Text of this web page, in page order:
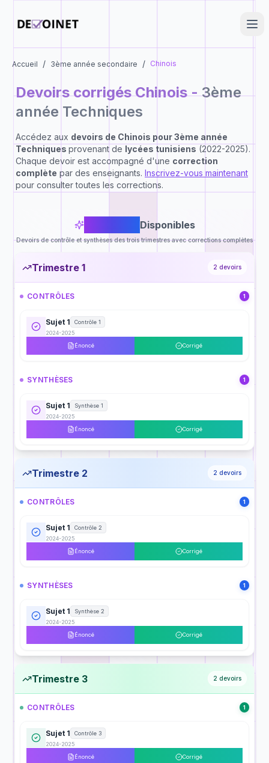
Accueil / 3ème année secondaire / Chinois
Devoirs corrigésChinois-3ème
année Techniques
Accédez aux devoirs de Chinois pour3ème année
Techniques provenant de lycées tunisiens (2022-2025).
Chaque devoir est accompagné d'une correction
complète par des enseignants. Inscrivez-vous maintenant
pour consulter toutes les corrections.
6 Disponibles
Devoirs de contrôle et synthèses des trois trimestres avec corrections complètes
Trimestre 1 2 devoirs
CONTRÔLES 1
Sujet 1
Contrôle 1
2024-2025
Énoncé
Corrigé
SYNTHÈSES 1
Sujet 1
Synthèse 1
2024-2025
Énoncé
Corrigé
Trimestre 2 2 devoirs
CONTRÔLES 1
Sujet 1
Contrôle 2
2024-2025
Énoncé
Corrigé
SYNTHÈSES 1
Sujet 1
Synthèse 2
2024-2025
Énoncé
Corrigé
Trimestre 3 2 devoirs
CONTRÔLES 1
Sujet 1
Contrôle 3
2024-2025
Énoncé
Corrigé